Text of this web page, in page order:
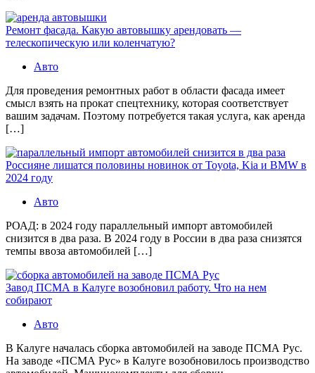
Ремонт фасада. Какую автовышку арендовать —
телескопическую или коленчатую?
Авто
Для проведения ремонтных работ в области фасада имеет
смысл взять на прокат спецтехнику, которая соответствует
вашим задачам. Поэтому потребуется такая услуга, как аренда
[…]
Россияне лишатся половины новинок от Toyota, Kia и BMW в
2024 году
Авто
РОАД: в 2024 году параллельный импорт автомобилей
снизится в два раза. В 2024 году в России в два раза снизятся
темпы ввоза автомобилей […]
Завод ПСМА в Калуге возобновил работу. Что на нем
собирают
Авто
В Калуге началась сборка автомобилей на заводе ПСМА Рус.
На заводе «ПСМА Рус» в Калуге возобновилось производство